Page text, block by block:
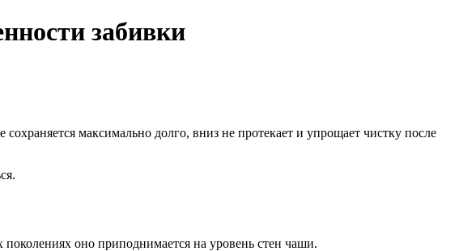
забивки
максимально долго, вниз не протекает и упрощает чистку после
поколениях оно приподнимается на уровень стен чаши.